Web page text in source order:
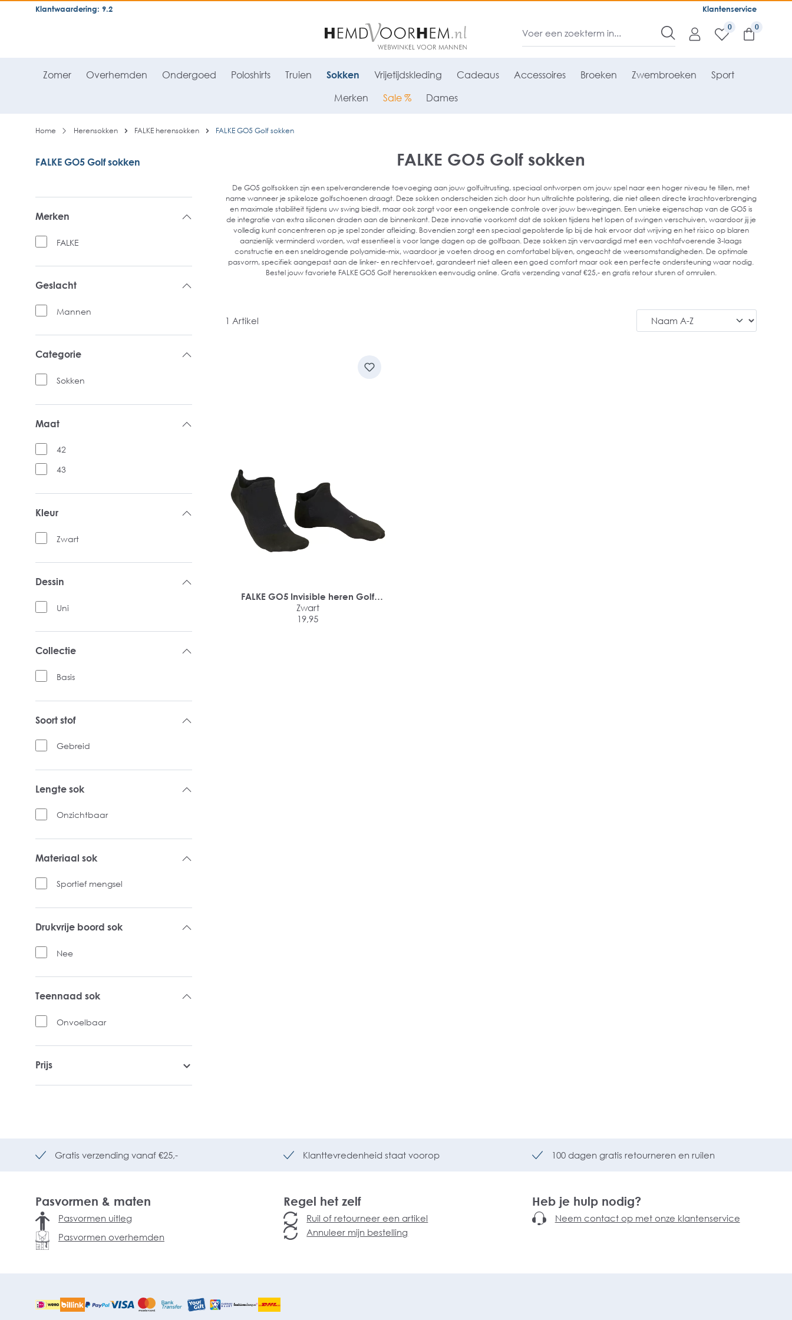
general.skipToNavigation Klantenservice
Klantwaardering: 9.2
0
Zomer Overhemden Ondergoed Poloshirts Truien Sokken Vrijetijdskleding Cadeaus Accessoires Broeken Zwembroeken Sport
Merken Sale % Dames
Home Herensokken FALKE herensokken FALKE GO5 Golf sokken
FALKE GO5 Golf sokken
Merken
FALKE
Geslacht
Mannen
Categorie
Sokken
Maat
42
43
Kleur
Zwart
Dessin
Uni
Collectie
Basis
Soort stof
Gebreid
Lengte sok
Onzichtbaar
Materiaal sok
Sportief mengsel
Drukvrije boord sok
Nee
Teennaad sok
Onvoelbaar
Prijs
FALKE GO5 Golf sokken
De GO5 golfsokken zijn een spelveranderende toevoeging aan jouw golfuitrusting, speciaal ontworpen om jouw spel naar een hoger niveau te tillen, met
name wanneer je spikeloze golfschoenen draagt. Deze sokken onderscheiden zich door hun ultralichte polstering, die niet alleen directe krachtoverbrenging
en maximale stabiliteit tijdens uw swing biedt, maar ook zorgt voor een ongekende controle over jouw bewegingen. Een unieke eigenschap van de GO5 is
de integratie van extra siliconen draden aan de binnenkant. Deze innovatie voorkomt dat de sokken tijdens het lopen of swingen verschuiven, waardoor jij je
volledig kunt concentreren op je spel zonder afleiding. Bovendien zorgt een speciaal gepolsterde lip bij de hak ervoor dat wrijving en het risico op blaren
aanzienlijk verminderd worden, wat essentieel is voor lange dagen op de golfbaan. Deze sokken zijn vervaardigd met een vochtafvoerende 3-laags
constructie en een sneldrogende polyamide-mix, waardoor je voeten droog en comfortabel blijven, ongeacht de weersomstandigheden. De optimale
pasvorm, specifiek aangepast aan de linker- en rechtervoet, garandeert niet alleen een goed comfort maar ook een perfecte ondersteuning waar nodig.
Bestel jouw favoriete FALKE GO5 Golf herensokken eenvoudig online. Gratis verzending vanaf €25,- en gratis retour sturen of omruilen.
1 Artikel
FALKE GO5 Invisible heren Golf
kousenvoetjes
Zwart
19,95
Gratis verzending vanaf €25,- Klanttevredenheid staat voorop 100 dagen gratis retourneren en ruilen
Pasvormen & maten
Pasvormen uitleg
Pasvormen overhemden
Regel het zelf
Ruil of retourneer een artikel
Annuleer mijn bestelling
Heb je hulp nodig?
Neem contact op met onze klantenservice